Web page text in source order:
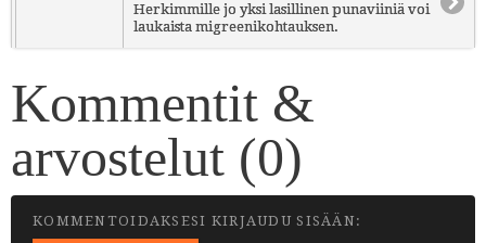
Herkimmille jo yksi lasillinen punaviiniä voi
laukaista migreenikohtauksen.
Kommentit &
arvostelut (0)
KOMMENTOIDAKSESI KIRJAUDU SISÄÄN: